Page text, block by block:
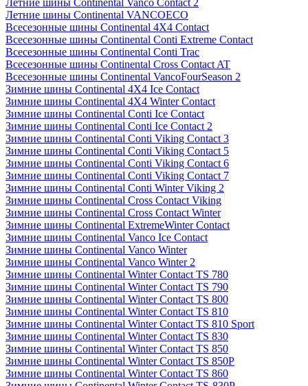
Летние шины Continental Vanco Contact 2
Летние шины Continental VANCOECO
Всесезонные шины Continental 4X4 Contact
Всесезонные шины Continental Conti Extreme Contact
Всесезонные шины Continental Conti Trac
Всесезонные шины Continental Cross Contact AT
Всесезонные шины Continental VancoFourSeason 2
Зимние шины Continental 4X4 Ice Contact
Зимние шины Continental 4X4 Winter Contact
Зимние шины Continental Conti Ice Contact
Зимние шины Continental Conti Ice Contact 2
Зимние шины Continental Conti Viking Contact 3
Зимние шины Continental Conti Viking Contact 5
Зимние шины Continental Conti Viking Contact 6
Зимние шины Continental Conti Viking Contact 7
Зимние шины Continental Conti Winter Viking 2
Зимние шины Continental Cross Contact Viking
Зимние шины Continental Cross Contact Winter
Зимние шины Continental ExtremeWinter Contact
Зимние шины Continental Vanco Ice Contact
Зимние шины Continental Vanco Winter
Зимние шины Continental Vanco Winter 2
Зимние шины Continental Winter Contact TS 780
Зимние шины Continental Winter Contact TS 790
Зимние шины Continental Winter Contact TS 800
Зимние шины Continental Winter Contact TS 810
Зимние шины Continental Winter Contact TS 810 Sport
Зимние шины Continental Winter Contact TS 830
Зимние шины Continental Winter Contact TS 850
Зимние шины Continental Winter Contact TS 850P
Зимние шины Continental Winter Contact TS 860